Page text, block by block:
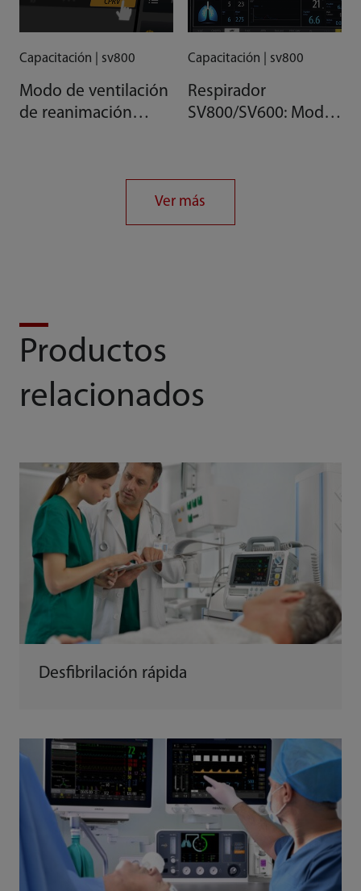
Capacitación | sv800
Modo de ventilación
de reanimación
Capacitación | sv800
Respirador
SV800/SV600: Modo
minuto (AMV)
Ver más
Productos
relacionados
Desfibrilación rápida